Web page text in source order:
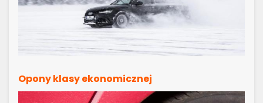
Opony klasy ekonomicznej